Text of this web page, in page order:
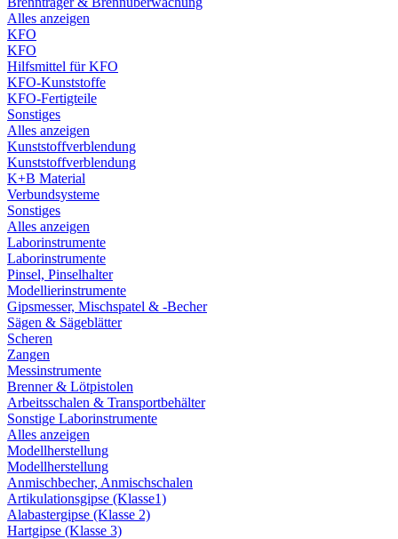
Alles anzeigen
KFO
KFO
Hilfsmittel für KFO
KFO-Kunststoffe
KFO-Fertigteile
Sonstiges
Alles anzeigen
Kunststoffverblendung
Kunststoffverblendung
K+B Material
Verbundsysteme
Sonstiges
Alles anzeigen
Laborinstrumente
Laborinstrumente
Pinsel, Pinselhalter
Modellierinstrumente
Gipsmesser, Mischspatel & -Becher
Sägen & Sägeblätter
Scheren
Zangen
Messinstrumente
Brenner & Lötpistolen
Arbeitsschalen & Transportbehälter
Sonstige Laborinstrumente
Alles anzeigen
Modellherstellung
Modellherstellung
Anmischbecher, Anmischschalen
Artikulationsgipse (Klasse1)
Alabastergipse (Klasse 2)
Hartgipse (Klasse 3)